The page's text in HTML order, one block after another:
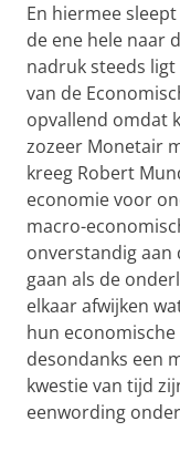
En hiermee
de ene hele naar
nadruk steeds
van de
opvallend omdat
zozeer Monetair
kreeg Robert
economie voor
macro-
onverstandig aan
gaan als de
elkaar afwijken
hun
desondanks een
kwestie van tijd
eenwording